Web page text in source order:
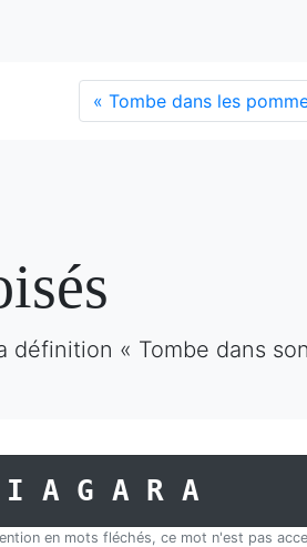
« Tombe dans les
« Tombe dans
en mots fléchés, ce mot n'est pas